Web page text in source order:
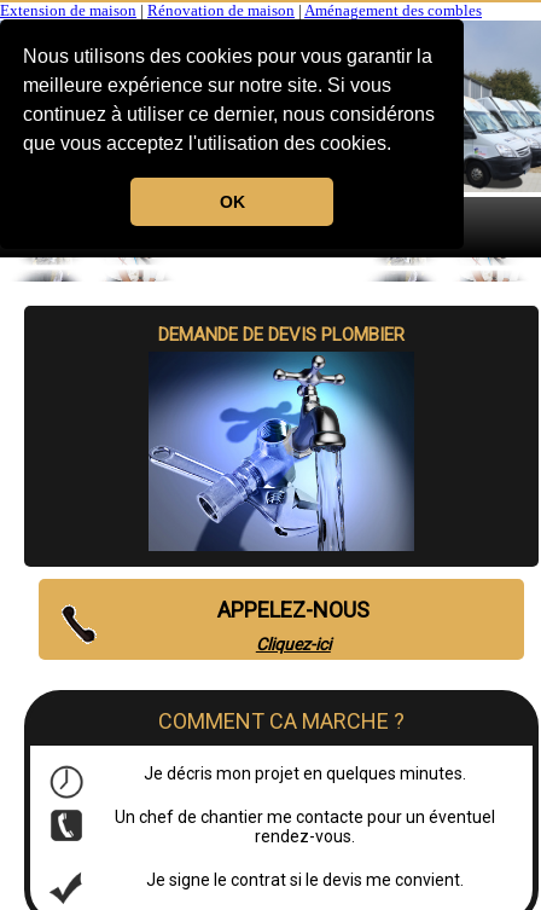
Nous utilisons des cookies pour vous garantir la
meilleure expérience sur notre site. Si vous
continuez à utiliser ce dernier, nous considérons
que vous acceptez l'utilisation des cookies.
OK
Extension de maison Rénovation de maison Aménagement des combles
MENU
DEMANDE DE DEVIS PLOMBIER
APPELEZ-NOUS
Cliquez-ici
COMMENT CA MARCHE ?
Je décris mon projet en quelques minutes.
Un chef de chantier me contacte pour un éventuel
rendez-vous.
Je signe le contrat si le devis me convient.